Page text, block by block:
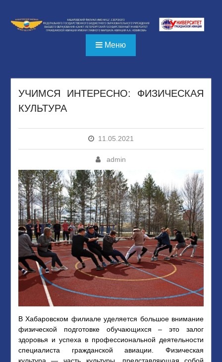
содержимому
Меню
УЧИМСЯ ИНТЕРЕСНО: ФИЗИЧЕСКАЯ
КУЛЬТУРА
11.05.2021
admin
В Хабаровском филиале уделяется большое внимание
физической подготовке обучающихся – это залог
здоровья и успеха в профессиональной деятельности
специалиста гражданской авиации. Физическая